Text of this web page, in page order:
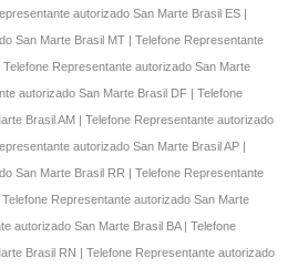
autorizado San Marte Brasil ES |
San Marte Brasil MT | Telefone Representante
Representante autorizado San Marte
autorizado San Marte Brasil DF | Telefone
Brasil AM | Telefone Representante autorizado
autorizado San Marte Brasil AP |
San Marte Brasil RR | Telefone Representante
Representante autorizado San Marte
autorizado San Marte Brasil BA | Telefone
Brasil RN | Telefone Representante autorizado